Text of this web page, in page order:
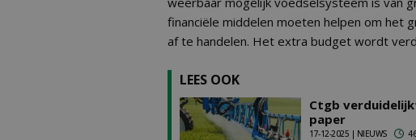
financiële middelen moeten helpen om het
af te handelen. Het extra budget wordt
LEES OOK
Ctgb
paper
17-12-2025 | NIEUWS